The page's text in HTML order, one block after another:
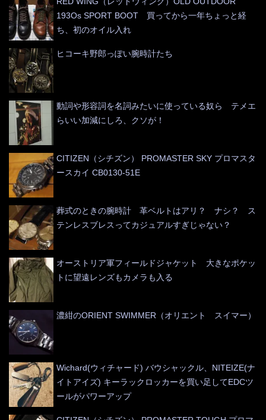
193Os SPORT BOOT 買ってから一年ちょっと経
ち、初のオイル入れ
ヒコーキ野郎っぽい腕時計たち
動詞や形容詞を名詞みたいに使っている奴ら テメエ
らいい加減にしろ、クソが！
CITIZEN（シチズン） PROMASTER SKY プロマスタ
ースカイ CB0130-51E
葬式のときの腕時計 革ベルトはアリ？ ナシ？ ス
テンレスブレスってカジュアルすぎじゃない？
オーストリア軍フィールドジャケット 大きなポケッ
トに望遠レンズもカメラも入る
濃紺のORIENT SWIMMER（オリエント スイマー）
Wichard(ウィチャード) バウシャックル、NITEIZE(ナ
イトアイズ) キーラックロッカーを買い足してEDCツ
ールがパワーアップ